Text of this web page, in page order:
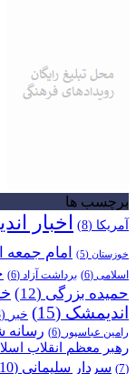
برچسب ها
آمریکا (8) اخبار
خوزستان (5) امام
اسلامی (6) برداشت آزاد (6)
حمیده بزرگی (12)
اندیمشک (15) خبر (8)
رامین عباسپور (6) رسانه
رهبر معظم انقلاب
(7)
سردار سلیمانی (10)